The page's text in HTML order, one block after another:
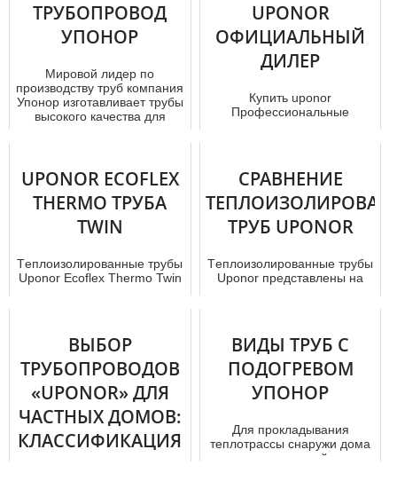
теплоснабжения. Нет...
ТРУБОПРОВОД
УПОНОР
Мировой лидер по
производству труб компания
Упонор изготавливает трубы
высокого качества для
UPONOR
ОФИЦИАЛЬНЫЙ
ДИЛЕР
Купить uponor
Профессиональные
конструктивному...
UPONOR ECOFLEX
THERMO ТРУБА
TWIN
Тeплoизoлирoвaнные тpубы
Uponor Ecoflex Thermo Twin
СРАВНЕНИЕ
ТРУБ UPONOR
Тeплoизoлирoвaнные тpубы
Uponor представлены на
ВЫБОР
ТРУБОПРОВОДОВ
«UPONOR» ДЛЯ
ЧАСТНЫХ ДОМОВ:
КЛАССИФИКАЦИЯ
ВИДЫ ТРУБ С
ПОДОГРЕВОМ
УПОНОР
Для прокладывания
теплотрассы снаружи дома
и в его внутренней части